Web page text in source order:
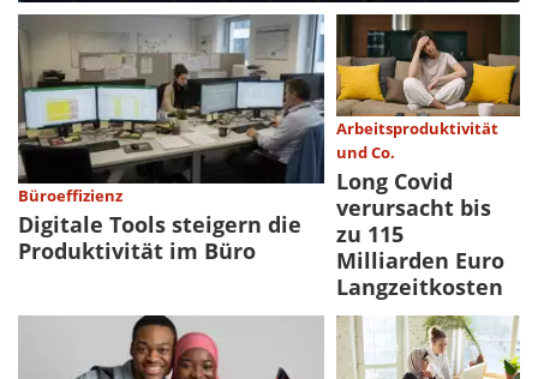
Büroeffizienz
Digitale Tools steigern die
Produktivität im Büro
Arbeitsproduktivität
und Co.
Long Covid
verursacht bis
zu 115
Milliarden Euro
Langzeitkosten